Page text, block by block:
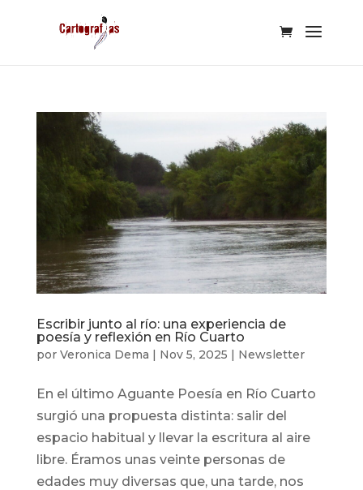
Escribir junto al río: una experiencia de
poesía y reflexión en Río Cuarto
por Veronica Dema | Nov 5, 2025 | Newsletter
En el último Aguante Poesía en Río Cuarto
surgió una propuesta distinta: salir del
espacio habitual y llevar la escritura al aire
libre. Éramos unas veinte personas de
edades muy diversas que, una tarde, nos